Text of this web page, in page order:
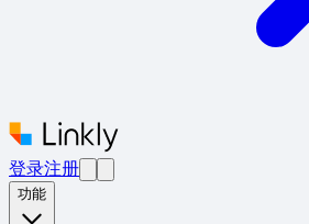
登录注册
功能